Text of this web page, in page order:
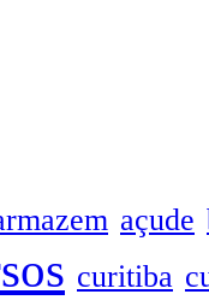
açude
curitiba